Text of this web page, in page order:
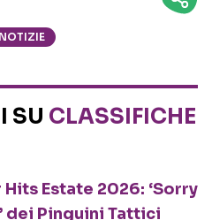
NOTIZIE
SU CLASSIFICHE
Hits Estate 2026: ‘Sorry
dei Pinguini Tattici